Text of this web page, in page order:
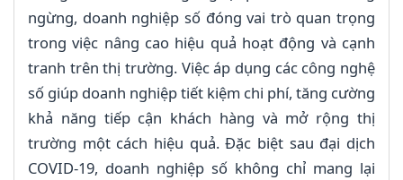
ngừng, doanh nghiệp số đóng vai trò quan trọng
trong việc nâng cao hiệu quả hoạt động và cạnh
tranh trên thị trường. Việc áp dụng các công nghệ
số giúp doanh nghiệp tiết kiệm chi phí, tăng cường
khả năng tiếp cận khách hàng và mở rộng thị
trường một cách hiệu quả. Đặc biệt sau đại dịch
COVID-19, doanh nghiệp số không chỉ mang lại